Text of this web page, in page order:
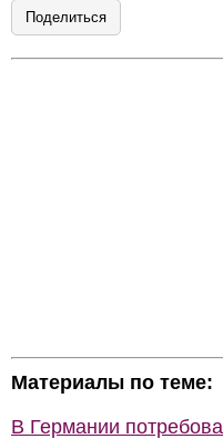
Поделиться
Материалы по теме:
В Германии